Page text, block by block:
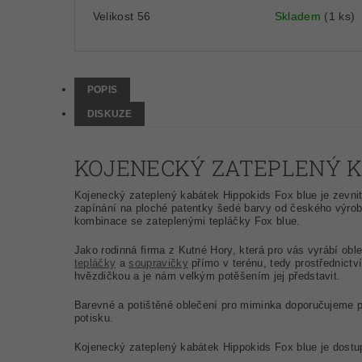
Velikost 56 Skladem (1 ks)
POPIS
DISKUZE
KOJENECKÝ ZATEPLENÝ
Kojenecký zateplený kabátek Hippokids Fox blue je
zapínání na ploché patentky šedé barvy od českého
kombinace se zateplenými tepláčky Fox blue.
Jako rodinná firma z Kutné Hory, která pro vás vyrábí
tepláčky asoupravičky přímo v terénu, tedy
hvězdičkou a je nám velkým potěšením jej představit.
Barevné a potištěné oblečení pro miminka
potisku.
Kojenecký zateplený kabátek Hippokids Fox blue je